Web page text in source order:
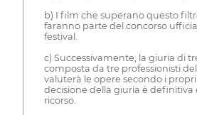
b) I film che superano questo
faranno parte del concorso
festival.
c) Successivamente, la giuria di
composta da tre professionisti
valuterà le opere secondo i
decisione della giuria è definitiva
ricorso.